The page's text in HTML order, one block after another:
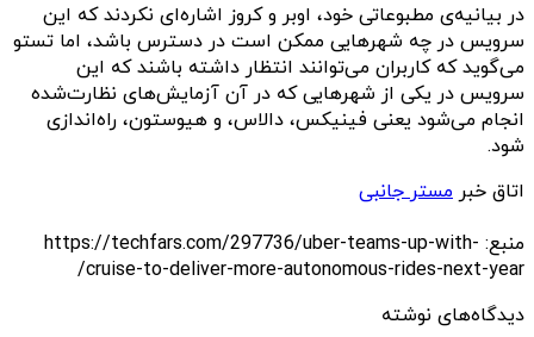
در بیانیه‌ی مطبوعاتی خود، اوبر و کروز اشاره‌ای نکردند که این
سرویس در چه شهرهایی ممکن است در دسترس باشد، اما تستو
می‌گوید که کاربران می‌توانند انتظار داشته باشند که این
سرویس در یکی از شهرهایی که در آن آزمایش‌های نظارت‌شده
انجام می‌شود یعنی فینیکس، دالاس، و هیوستون، راه‌اندازی
شود.
اتاق خبر مستر جانبی
منبع: https://techfars.com/297736/uber-teams-up-with-
cruise-to-deliver-more-autonomous-rides-next-year/
دیدگاه‌های نوشته